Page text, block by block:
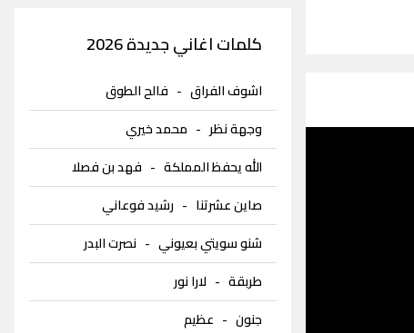
كلمات اغاني جديدة 2026
اشوف الفراق- فالح الطوق
وجهة نظر - محمد خيري
الله يحفظ المملكة- فهد بن فصلا
صاين عشرتنا - رشيد فوعاني
شنو سويتي بعيوني- نصرت البدر
طربقة- لارا نور
جنون- عظيم